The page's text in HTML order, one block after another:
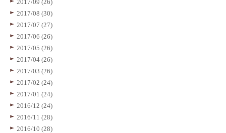
2017/09 (26)
2017/08 (30)
2017/07 (27)
2017/06 (26)
2017/05 (26)
2017/04 (26)
2017/03 (26)
2017/02 (24)
2017/01 (24)
2016/12 (24)
2016/11 (28)
2016/10 (28)